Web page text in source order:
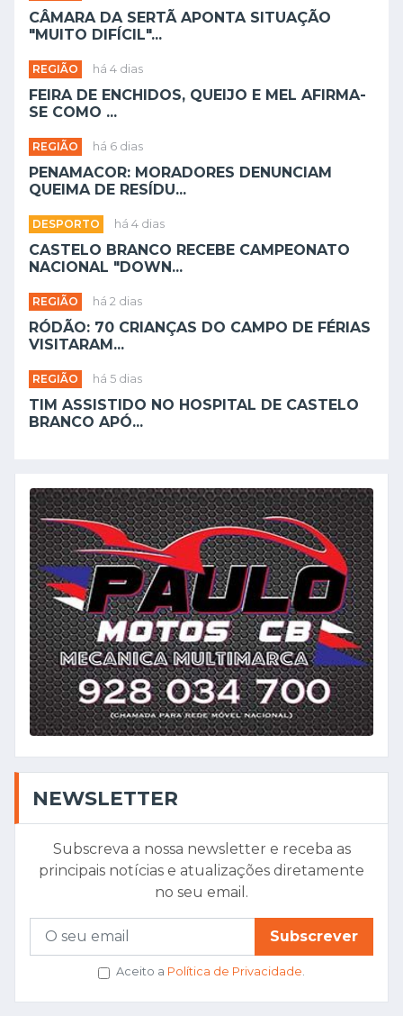
CÂMARA DA SERTÃ APONTA SITUAÇÃO
"MUITO DIFÍCIL"...
REGIÃO há 4 dias
FEIRA DE ENCHIDOS, QUEIJO E MEL AFIRMA-
SE COMO ...
REGIÃO há 6 dias
PENAMACOR: MORADORES DENUNCIAM
QUEIMA DE RESÍDU...
DESPORTO há 4 dias
CASTELO BRANCO RECEBE CAMPEONATO
NACIONAL "DOWN...
REGIÃO há 2 dias
RÓDÃO: 70 CRIANÇAS DO CAMPO DE FÉRIAS
VISITARAM...
REGIÃO há 5 dias
TIM ASSISTIDO NO HOSPITAL DE CASTELO
BRANCO APÓ...
NEWSLETTER
Subscreva a nossa newsletter e receba as
principais notícias e atualizações diretamente
no seu email.
Subscrever
Aceito a Política de Privacidade